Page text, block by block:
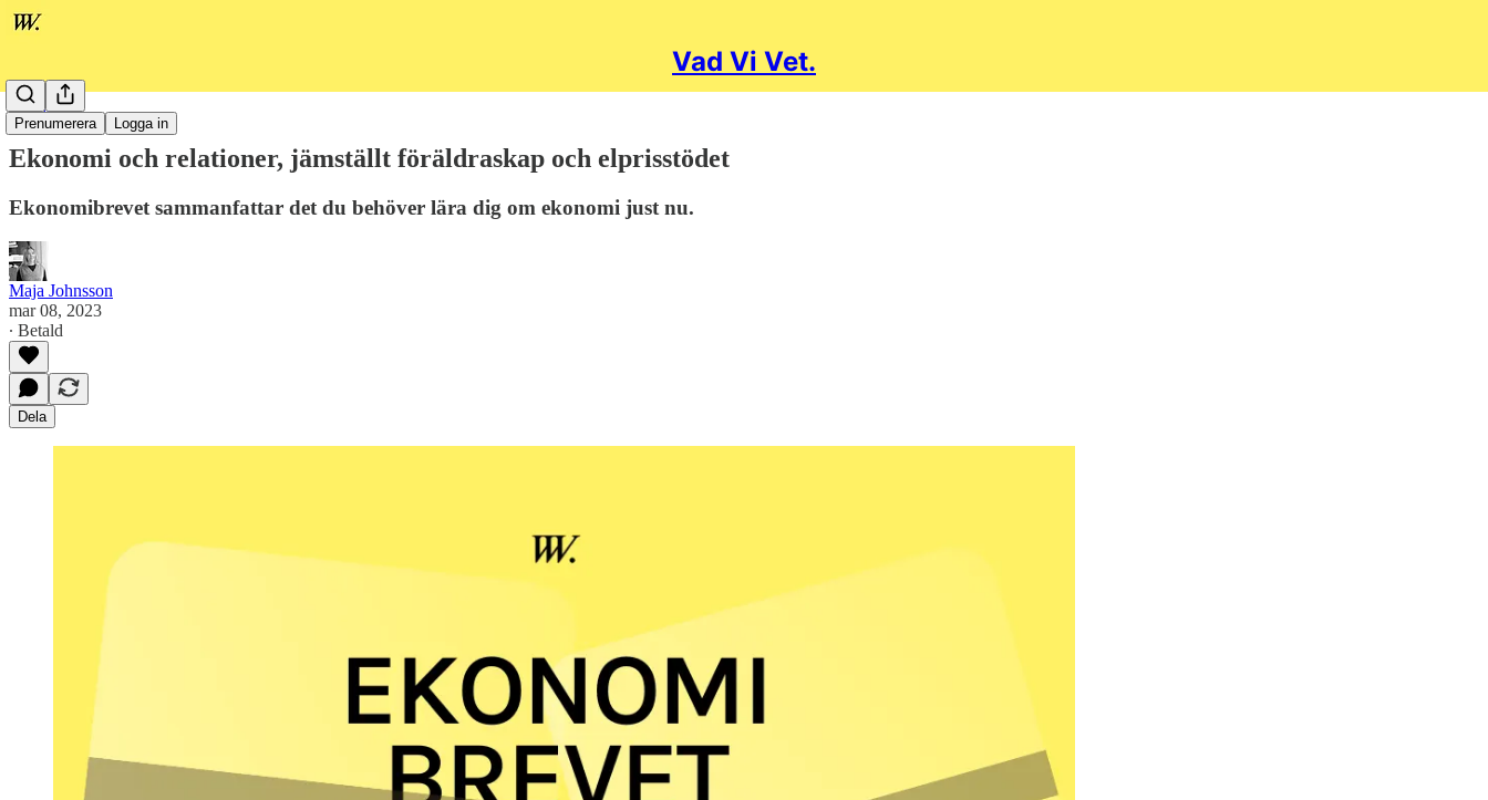
Vad Vi Vet.
Prenumerera Logga in
Ekonomi
Ekonomi och relationer, jämställt föräldraskap och elprisstödet
Ekonomibrevet sammanfattar det du behöver lära dig om ekonomi just nu.
Maja Johnsson
mar 08, 2023
∙ Betald
Dela